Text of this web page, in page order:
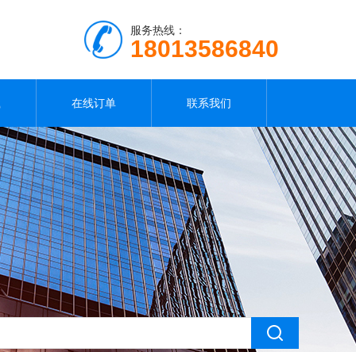
服务热线：
18013586840
在线订单 联系我们